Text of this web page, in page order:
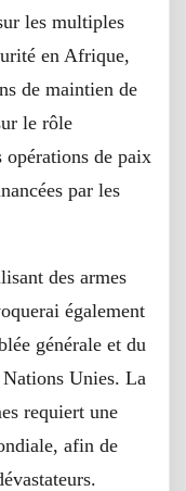
les multiples
en Afrique,
de maintien de
le rôle
opérations de paix
par les
des armes
également
générale et du
Unies. La
requiert une
afin de